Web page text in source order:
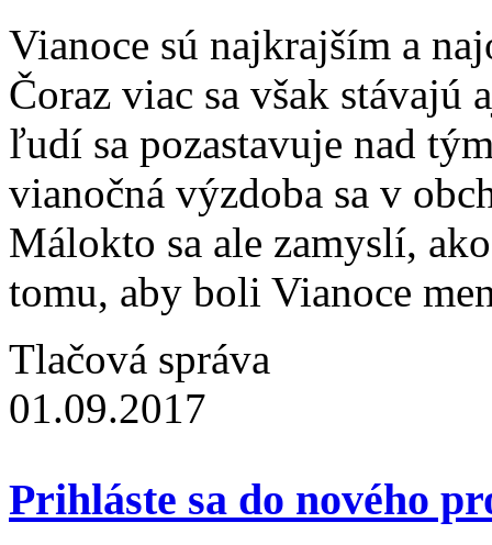
Vianoce sú najkrajším a
Čoraz viac sa však
ľudí sa pozastavuje nad
vianočná výzdoba sa v
Málokto sa ale zamyslí,
tomu, aby boli Vianoce
Tlačová správa
01.09.2017
Prihláste sa do nového